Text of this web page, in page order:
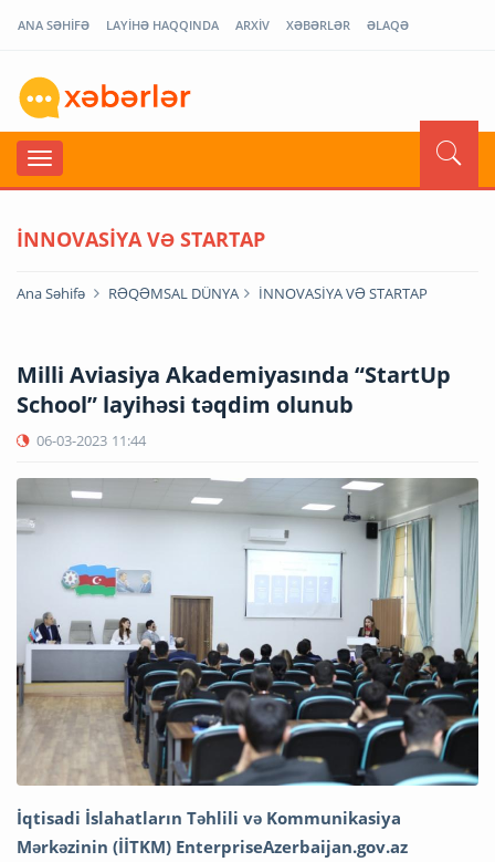
ANA SƏHİFƏ LAYİHƏ HAQQINDA ARXİV XƏBƏRLƏR ƏLAQƏ
İNNOVASİYA VƏ STARTAP
Ana Səhifə RƏQƏMSAL DÜNYA İNNOVASİYA VƏ STARTAP
Milli Aviasiya Akademiyasında “StartUp
School” layihəsi təqdim olunub
06-03-2023 11:44
İqtisadi İslahatların Təhlili və Kommunikasiya
Mərkəzinin (İİTKM) EnterpriseAzerbaijan.gov.az